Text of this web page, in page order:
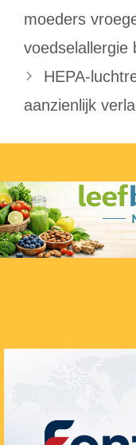
moeders
voedselallergie
HEPA-
aanzienlijk